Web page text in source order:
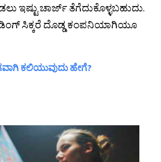
ಇಷ್ಟು ಚಾರ್ಜ್ ತೆಗೆದುಕೊಳ್ಳಬಹುದು.
ಸಿಕ್ಕರೆ ದೊಡ್ಡ ಕಂಪನಿಯಾಗಿಯೂ
ಕಲಿಯುವುದು ಹೇಗೆ?